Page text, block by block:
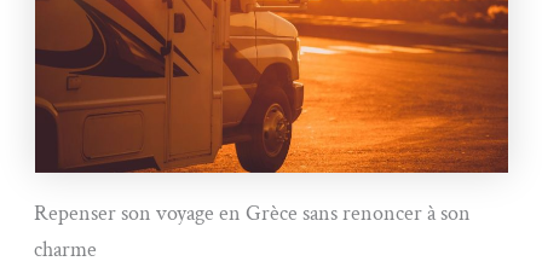
Repenser son voyage en Grèce sans renoncer à son
charme